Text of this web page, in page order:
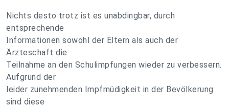
Nichts desto trotz ist es unabdingbar, durch
entsprechende
Informationen sowohl der Eltern als auch der
Ärzteschaft die
Teilnahme an den Schulimpfungen wieder zu verbessern.
Aufgrund der
leider zunehmenden Impfmüdigkeit in der Bevölkerung
sind diese